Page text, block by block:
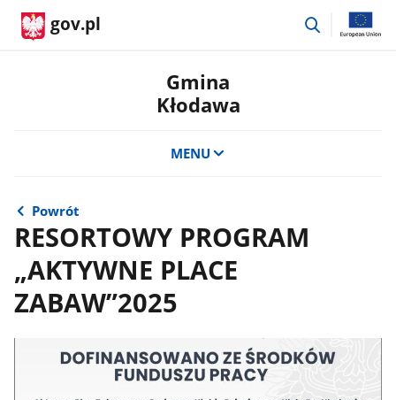
gov.pl
przejdź
Gmina
Kłodawa
MENU
Powrót
RESORTOWY PROGRAM
„AKTYWNE PLACE
ZABAW”2025